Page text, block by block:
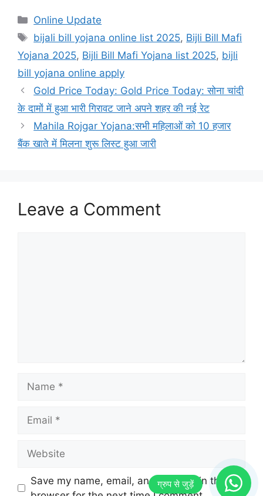
Categories
Online Update
Tags
bijali bill yojana online list 2025, Bijli Bill Mafi
Yojana 2025, Bijli Bill Mafi Yojana list 2025, bijli
bill yojana online apply
Gold Price Today: Gold Price Today: सोना चांदी
के दामों में हुआ भारी गिरावट जाने अपने शहर की नई रेट
Mahila Rojgar Yojana:सभी महिलाओं को 10 हजार
बैंक खाते में मिलना शुरू लिस्ट हुआ जारी
Leave a Comment
Save my name, email, and website in this